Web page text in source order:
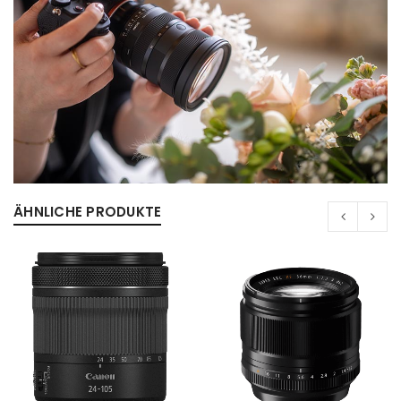
Anmeldeformular geschützt durch
Angemeldet bleiben
ANMELDEN
PASSWORT VERGESSEN?
REGISTRIEREN
E-Mail-Adresse*
Ein Link zum Erstellen eines neuen Passworts wird an
deine E-Mail-Adresse gesendet.
NEWSLETTER ABONNIEREN
Please select all the ways you would like to hear from
ÄHNLICHE PRODUKTE